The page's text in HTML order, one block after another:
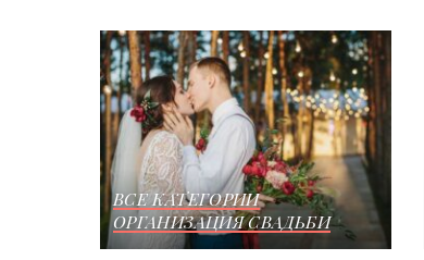
ВСЕ КАТЕГОРИИ
ОРГАНИЗАЦИЯ СВАДЬБИ